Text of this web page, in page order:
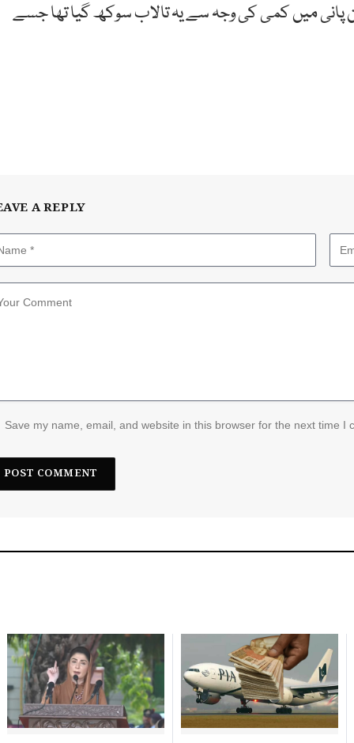
پانی میں کمی کی وجہ سے یہ تالاب سوکھ گیا تھا جسے
A REPLY
Save my name, email, and website in this browser for the next time I